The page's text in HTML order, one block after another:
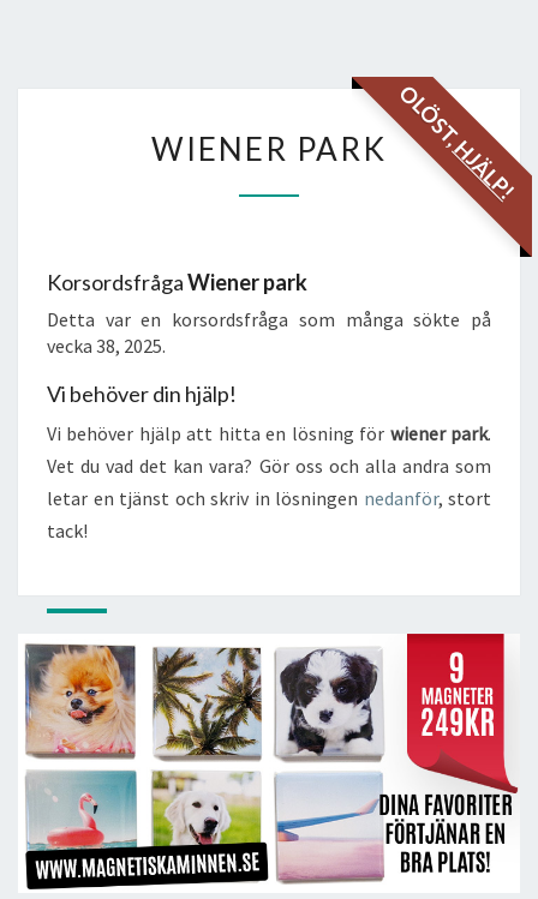
OLÖST,
HJÄLP!
PARK
WIENER PARK
KorsordsfrågaWiener park
Detta var en korsordsfråga som många sökte på
vecka 38, 2025.
Vi behöver din hjälp!
Vi behöver hjälp att hitta en lösning för wiener park.
Vet du vad det kan vara? Gör oss och alla andra som
letar en tjänst och skriv in lösningen nedanför, stort
tack!